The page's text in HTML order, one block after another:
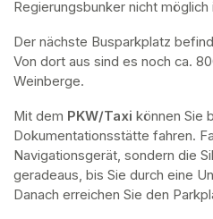
Regierungsbunker nicht möglich
Der nächste Busparkplatz
Von dort aus sind es noch ca.
Weinberge.
Mit dem PKW/Taxi können Sie
Dokumentationsstätte fahren.
Navigationsgerät, sondern die
geradeaus, bis Sie durch eine
Danach erreichen Sie den